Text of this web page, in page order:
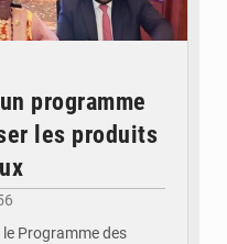
programme
les produits
Programme des